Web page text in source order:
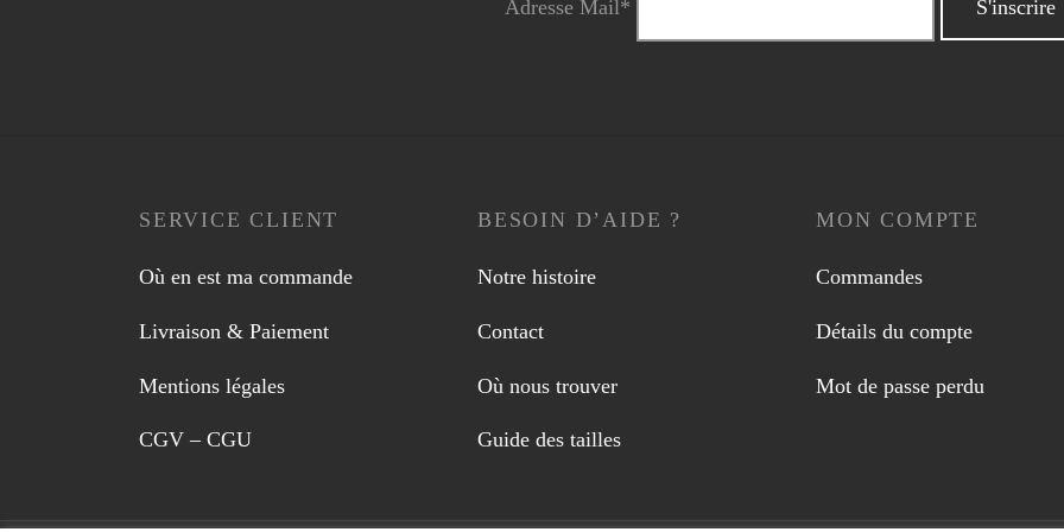
Adresse Mail*
SERVICE CLIENT
Où en est ma commande
Livraison & Paiement
Mentions légales
CGV – CGU
BESOIN D’AIDE ?
Notre histoire
Contact
Où nous trouver
Guide des tailles
MON COMPTE
Commandes
Détails du compte
Mot de passe perdu